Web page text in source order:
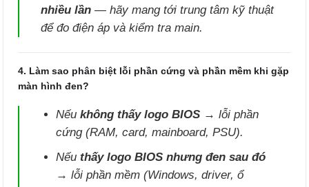
nhiều lần — hãy mang tới trung tâm kỹ thuật
để đo điện áp và kiểm tra main.
4. Làm sao phân biệt lỗi phần cứng và phần mềm khi gặp
màn hình đen?
Nếukhông thấy logo BIOS → lỗi phần
cứng (RAM, card, mainboard, PSU).
Nếuthấy logo BIOS nhưng đen sau đó
→ lỗi phần mềm (Windows, driver, ổ